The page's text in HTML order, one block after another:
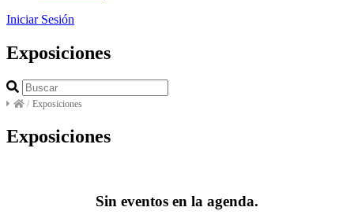
Iniciar Sesión
Exposiciones
/ Exposiciones
Exposiciones
Sin eventos en la agenda.